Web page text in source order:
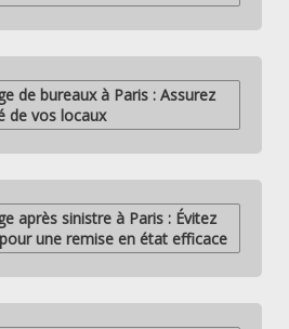
de bureaux à Paris : Assurez
de vos locaux
après sinistre à Paris : Évitez
une remise en état efficace